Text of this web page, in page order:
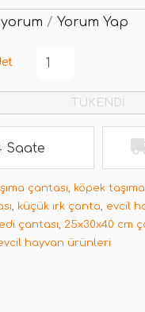
/ Yorum Yap
TÜKENDİ
Saate
çantası, köpek
, küçük ırk çanta, evcil
çantası, 25x30x40 cm
hayvan ürünleri